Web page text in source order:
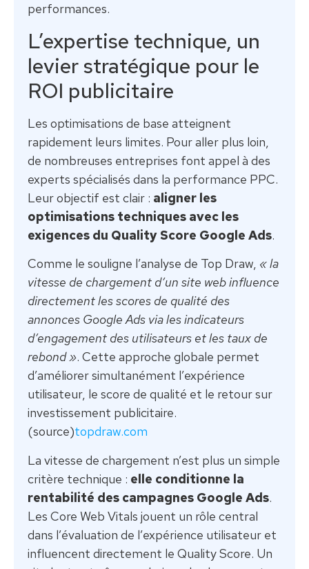
performances.
L’expertise technique, un
levier stratégique pour le
ROI publicitaire
Les optimisations de base atteignent
rapidement leurs limites. Pour aller plus loin,
de nombreuses entreprises font appel à des
experts spécialisés dans la performance PPC.
Leur objectif est clair : aligner les
optimisations techniques avec les
exigences du Quality Score Google Ads.
Comme le souligne l’analyse de Top Draw, « la
vitesse de chargement d’un site web influence
directement les scores de qualité des
annonces Google Ads via les indicateurs
d’engagement des utilisateurs et les taux de
rebond ». Cette approche globale permet
d’améliorer simultanément l’expérience
utilisateur, le score de qualité et le retour sur
investissement publicitaire.
(source)topdraw.com
La vitesse de chargement n’est plus un simple
critère technique : elle conditionne la
rentabilité des campagnes Google Ads.
Les Core Web Vitals jouent un rôle central
dans l’évaluation de l’expérience utilisateur et
influencent directement le Quality Score. Un